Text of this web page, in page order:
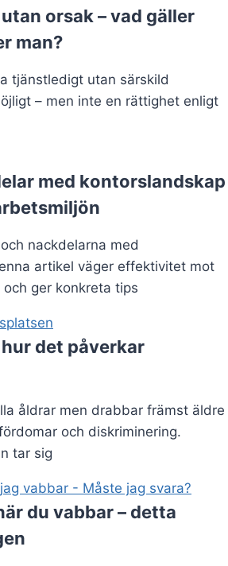
orsak – vad gäller
man?
tjänstledigt utan särskild
– men inte en rättighet enligt
med kontorslandskap
nackdelarna med
artikel väger effektivitet mot
ger konkreta tips
det påverkar
åldrar men drabbar främst äldre
och diskriminering.
tar sig
du vabbar – detta